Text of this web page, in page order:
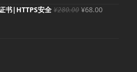
¥12,000.00。
格
书|HTTPS安全 ¥280.00 原
¥68.00当